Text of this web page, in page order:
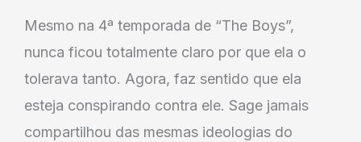
Mesmo na 4ª temporada de “The Boys”,
nunca ficou totalmente claro por que ela o
tolerava tanto. Agora, faz sentido que ela
esteja conspirando contra ele. Sage jamais
compartilhou das mesmas ideologias do